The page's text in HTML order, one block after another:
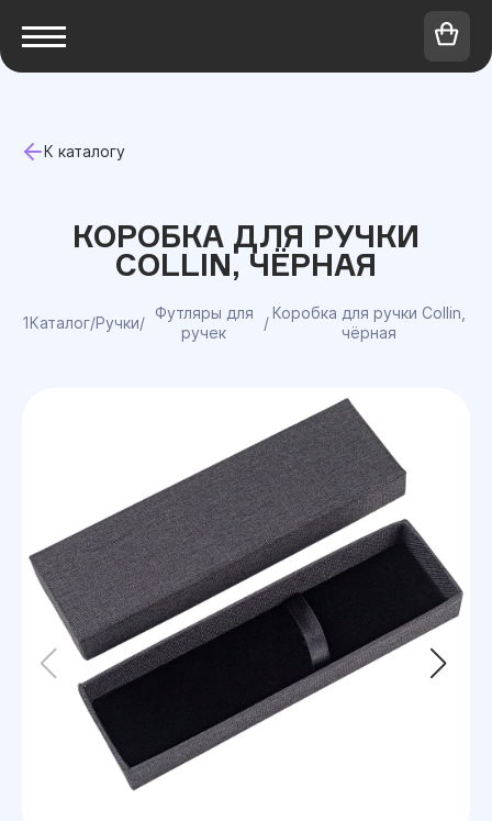
К каталогу
КОРОБКА ДЛЯ РУЧКИ
COLLIN, ЧЁРНАЯ
1Каталог/Ручки/
Футляры для
ручек
/
Коробка для ручки Collin,
чёрная